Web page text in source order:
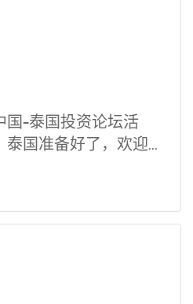
国-泰国投资论坛活
国准备好了，欢迎中